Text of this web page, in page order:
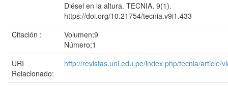
Diésel en la altura. TECNIA, 9(1).
https://doi.org/10.21754/tecnia.v9i1.433
Citación :
Volumen;9
Número;1
URI
Relacionado:
http://revistas.uni.edu.pe/index.php/tecnia/article/